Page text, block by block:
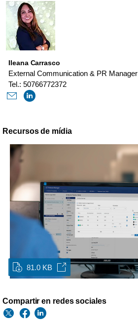
Ileana Carrasco
External Communication & PR Manager
Tel.: 50766772372
Recursos de mídia
81.0 KB
Compartir en redes sociales